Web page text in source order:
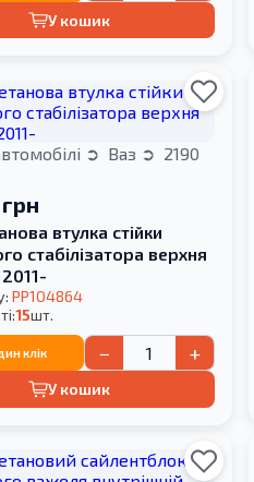
У кошик
Ваз
2190
втулка стійки
стабілізатора верхня
PP104864
15шт.
клік − +
У кошик